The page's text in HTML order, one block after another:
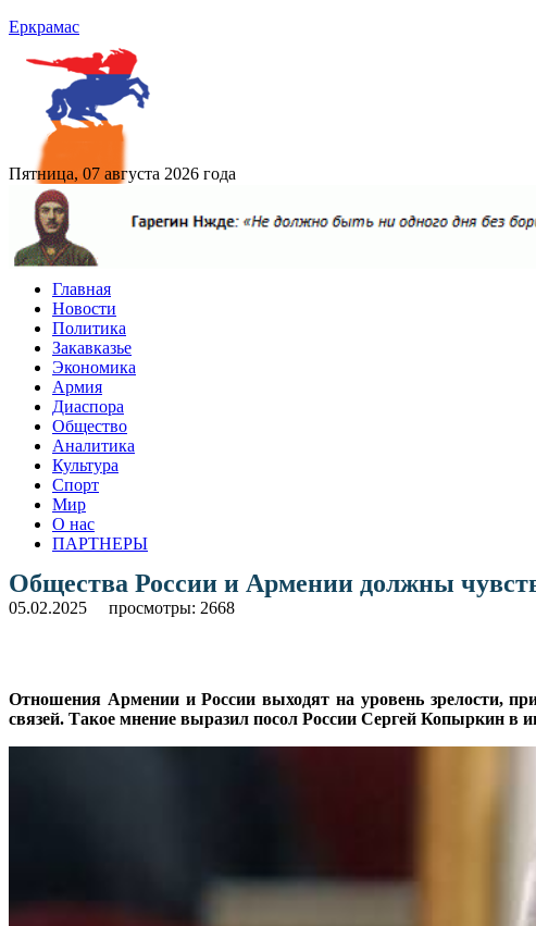
Еркрамас
Пятница, 07 августа 2026 года
Главная
Новости
Политика
Закавказье
Экономика
Армия
Диаспора
Общество
Аналитика
Культура
Спорт
Мир
О нас
ПАРТНЕРЫ
Общества России и Армении должны
05.02.2025 просмотры: 2668
Отношения Армении и России выходят на уровень зрелости,
связей. Такое мнение выразил посол России Сергей Копыркин в